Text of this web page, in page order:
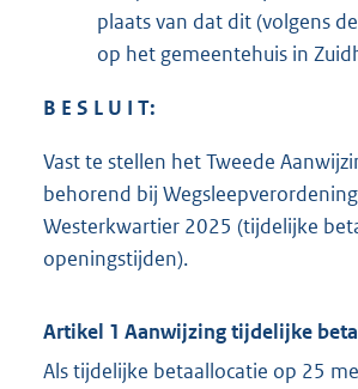
plaats van dat dit (volgens
op het gemeentehuis in
B E S L U I T:
Vast te stellen het Tweede
behorend bij
Westerkwartier 2025 (tijdelijke
openingstijden).
Artikel 1 Aanwijzing tijdelijke
Als tijdelijke betaallocatie op 25